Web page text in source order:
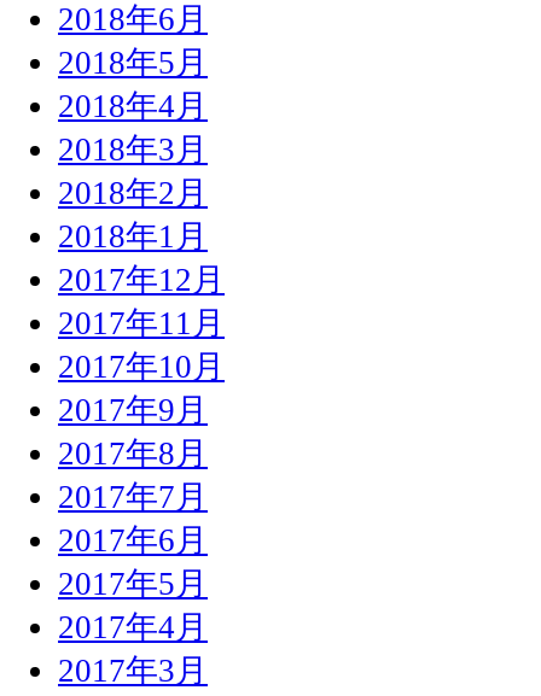
2018年6月
2018年5月
2018年4月
2018年3月
2018年2月
2018年1月
2017年12月
2017年11月
2017年10月
2017年9月
2017年8月
2017年7月
2017年6月
2017年5月
2017年4月
2017年3月